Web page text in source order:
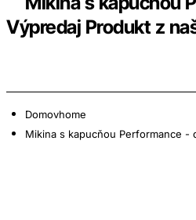
Výpredaj Produkt z
Domovhome
Mikina s kapucňou Performance -